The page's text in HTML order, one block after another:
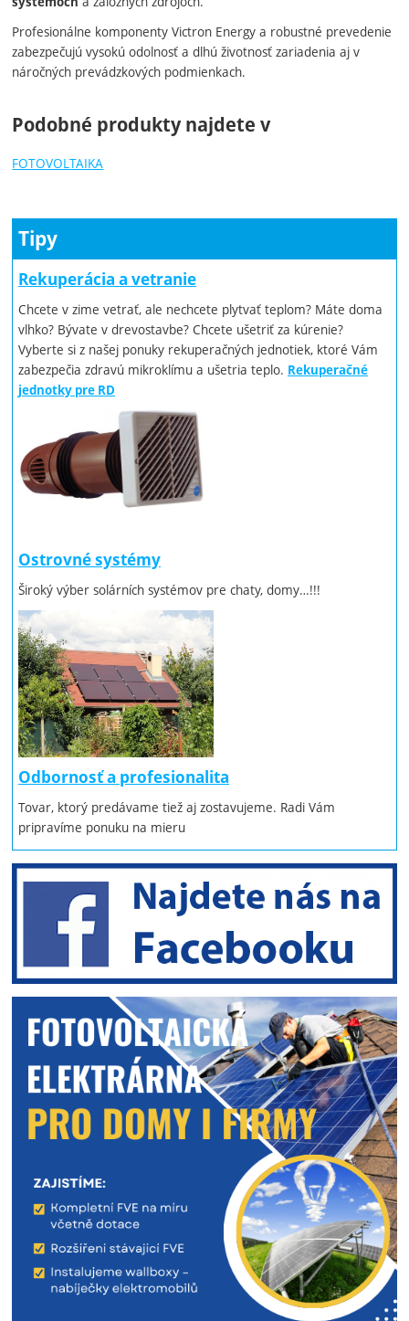
Profesionálne komponenty Victron Energy a robustné prevedenie
zabezpečujú vysokú odolnosť a dlhú životnosť zariadenia aj v
náročných prevádzkových podmienkach.
Podobné produkty najdete v
FOTOVOLTAIKA
Tipy
Rekuperácia a vetranie
Chcete v zime vetrať, ale nechcete plytvať teplom? Máte doma
vlhko? Bývate v drevostavbe? Chcete ušetriť za kúrenie?
Vyberte si z našej ponuky rekuperačných jednotiek, ktoré Vám
zabezpečia zdravú mikroklímu a ušetria teplo. Rekuperačné
jednotky pre RD
Ostrovné systémy
Široký výber solárních systémov pre chaty, domy…!!!
Odbornosť a profesionalita
Tovar, ktorý predávame tiež aj zostavujeme. Radi Vám
pripravíme ponuku na mieru